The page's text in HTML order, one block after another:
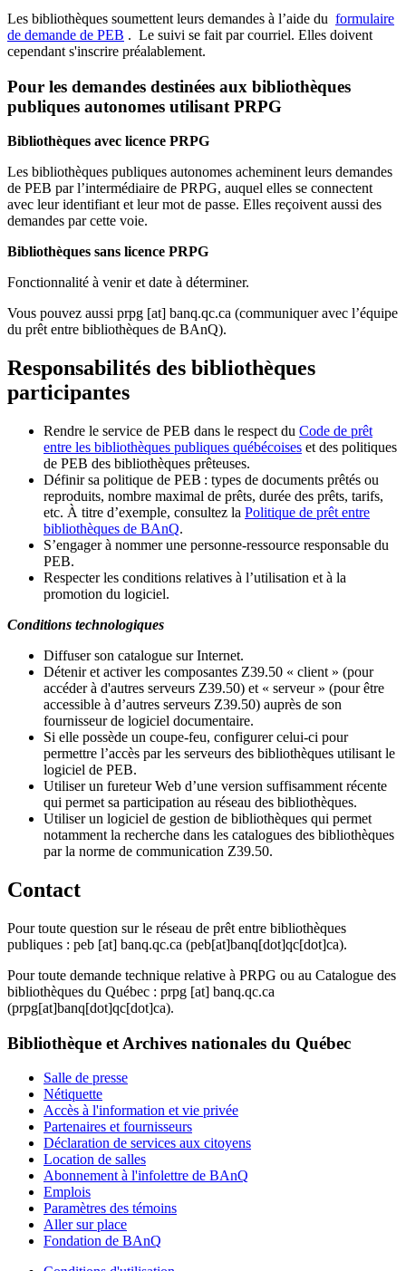
Les bibliothèques soumettent leurs demandes à l’aide du formulaire
de demande de PEB . Le suivi se fait par courriel. Elles doivent
cependant s'inscrire préalablement.
Pour les demandes destinées aux bibliothèques
publiques autonomes utilisant PRPG
Bibliothèques avec licence PRPG
Les bibliothèques publiques autonomes acheminent leurs demandes
de PEB par l’intermédiaire de PRPG, auquel elles se connectent
avec leur identifiant et leur mot de passe. Elles reçoivent aussi des
demandes par cette voie.
Bibliothèques sans licence PRPG
Fonctionnalité à venir et date à déterminer.
Vous pouvez aussi prpg [at] banq.qc.ca (communiquer avec l’équipe
du prêt entre bibliothèques de BAnQ).
Responsabilités des bibliothèques
participantes
Rendre le service de PEB dans le respect du Code de prêt
entre les bibliothèques publiques québécoises et des politiques
de PEB des bibliothèques prêteuses.
Définir sa politique de PEB : types de documents prêtés ou
reproduits, nombre maximal de prêts, durée des prêts, tarifs,
etc. À titre d’exemple, consultez la Politique de prêt entre
bibliothèques de BAnQ.
S’engager à nommer une personne-ressource responsable du
PEB.
Respecter les conditions relatives à l’utilisation et à la
promotion du logiciel.
Conditions technologiques
Diffuser son catalogue sur Internet.
Détenir et activer les composantes Z39.50 « client » (pour
accéder à d'autres serveurs Z39.50) et « serveur » (pour être
accessible à d’autres serveurs Z39.50) auprès de son
fournisseur de logiciel documentaire.
Si elle possède un coupe-feu, configurer celui-ci pour
permettre l’accès par les serveurs des bibliothèques utilisant le
logiciel de PEB.
Utiliser un fureteur Web d’une version suffisamment récente
qui permet sa participation au réseau des bibliothèques.
Utiliser un logiciel de gestion de bibliothèques qui permet
notamment la recherche dans les catalogues des bibliothèques
par la norme de communication Z39.50.
Contact
Pour toute question sur le réseau de prêt entre bibliothèques
publiques : peb [at] banq.qc.ca (peb[at]banq[dot]qc[dot]ca).
Pour toute demande technique relative à PRPG ou au Catalogue des
bibliothèques du Québec : prpg [at] banq.qc.ca
(prpg[at]banq[dot]qc[dot]ca).
Bibliothèque et Archives nationales du Québec
Salle de presse
Nétiquette
Accès à l'information et vie privée
Partenaires et fournisseurs
Déclaration de services aux citoyens
Location de salles
Abonnement à l'infolettre de BAnQ
Emplois
Paramètres des témoins
Aller sur place
Fondation de BAnQ